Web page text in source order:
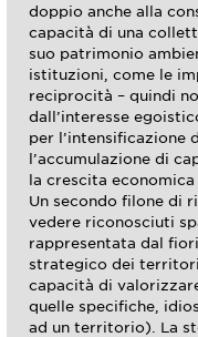
doppio anche alla
capacità di una
suo patrimonio
istituzioni, come le
reciprocità – quindi
dall’interesse
per l’intensificazione
l’accumulazione di
la crescita
Un secondo filone di
vedere riconosciuti
rappresentata dal
strategico dei
capacità di
quelle specifiche,
ad un territorio). La